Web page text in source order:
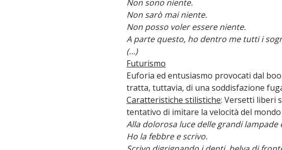
Non sono niente.
Non sarò mai niente.
Non posso voler essere niente.
A parte questo, ho dentro me tutti i
(…)
Futurismo
Euforia ed entusiasmo provocati dal
tratta, tuttavia, di una soddisfazione
Caratteristiche stilistiche: Versetti liberi
tentativo di imitare la velocità del
Alla dolorosa luce delle grandi
Ho la febbre e scrivo.